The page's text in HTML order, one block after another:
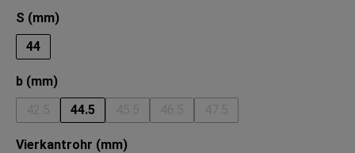
S (mm)auswählen
44
b (mm)auswählen
(Diese Option ist zurzeit nicht verfügbar.)
44.5
(Diese Option ist zurzeit nicht verfügbar.)
(Diese Option ist zurzeit nicht
(Diese Option ist zurzeit
Vierkantrohr (mm)auswählen